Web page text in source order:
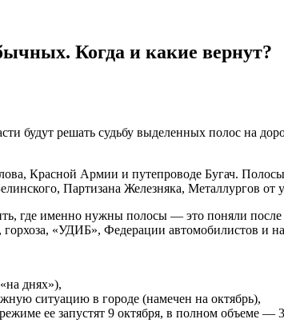
Когда и какие вернут?
будут решать судьбу выделенных полос на
Красной Армии и путепроводе Бугач. Полосы
Партизана Железняка, Металлургов от
где именно нужны полосы — это поняли
горхоза, «УДИБ», Федерации автомобилистов и
днях»),
ситуацию в городе (намечен на октябрь),
ее запустят 9 октября, в полном объеме —